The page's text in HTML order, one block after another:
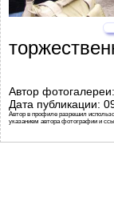
Автор фотогалереи:
Дата публикации:
Автор в профиле разрешил
указанием автора фотографии и